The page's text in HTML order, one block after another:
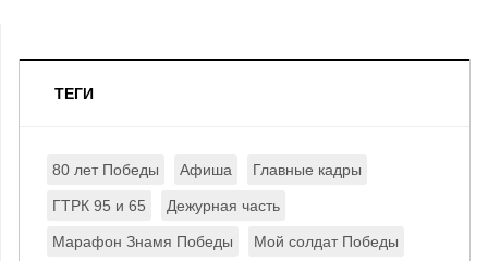
ТЕГИ
80 лет Победы Афиша Главные кадры
ГТРК 95 и 65 Дежурная часть
Марафон Знамя Победы Мой солдат Победы